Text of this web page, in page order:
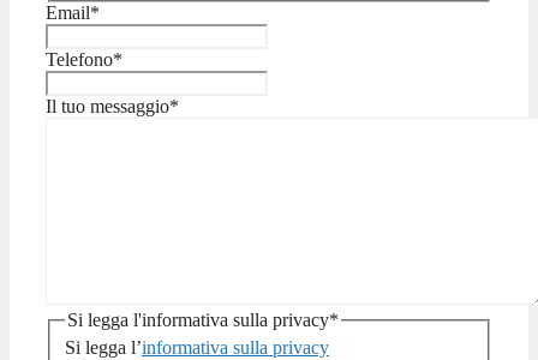
Email*
Telefono*
Il tuo messaggio*
Si legga l'informativa sulla privacy*
Si legga l’informativa sulla privacy